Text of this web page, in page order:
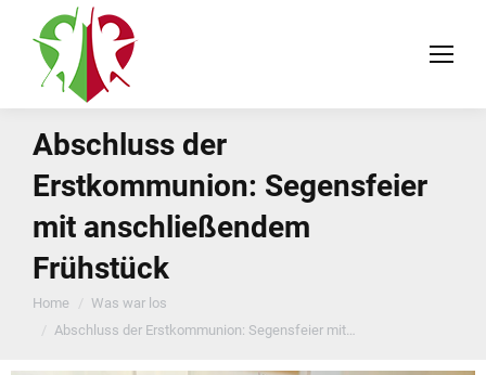
Abschluss der
Erstkommunion: Segensfeier
mit anschließendem
Frühstück
You are here:
Home
Was war los
Abschluss der Erstkommunion: Segensfeier mit…